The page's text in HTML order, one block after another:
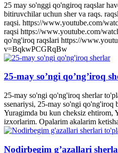
25 may so'nggi qo'ngiroq raqslar
bitiruvchilar uchun sher va raqs.
raqsi. https://www.youtube.com/
raqsi https://www.youtube.com/
qo'ng'iroq raqslari https://
v=BqkwPCGRqBw
25-may so’ngi qo’ng’iroq
25-may so'ngi qo'ng'iroq sherlar
ssenariysi, 25-may so'ngi qo'ng'iroq
Yuragimda bu kun cheksiz ehtirom,
izxorlarim. Opalarim akalarim
Nodirbegim g’azallari